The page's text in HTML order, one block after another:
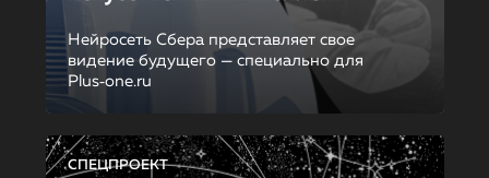
Нейросеть Сбера представляет свое
видение будущего — специально для
Plus‑one.ru
СПЕЦПРОЕКТ